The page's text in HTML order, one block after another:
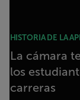
HISTORIA DE LA
La cámara
los
carreras